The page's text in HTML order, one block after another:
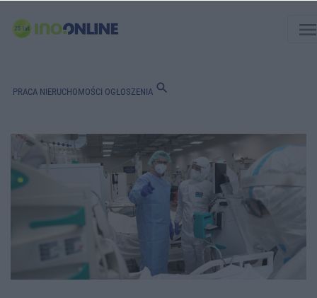
PRACA NIERUCHOMOŚCI OGŁOSZENIA search